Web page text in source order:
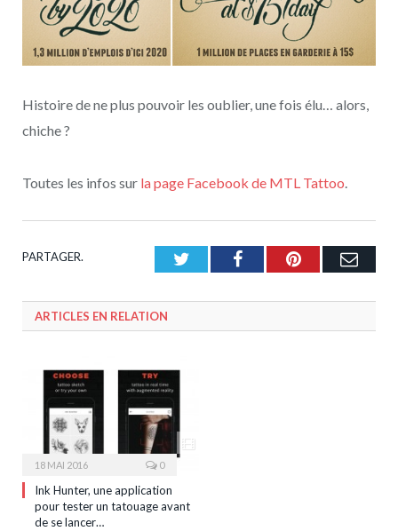
Histoire de ne plus pouvoir les oublier, une fois élu… alors,
chiche ?
Toutes les infos sur la page Facebook de MTL Tattoo.
PARTAGER. TwitterFacebookPinterest
ARTICLES EN RELATION
18 MAI 2016 0
Ink Hunter, une application
pour tester un tatouage avant
de se lancer…